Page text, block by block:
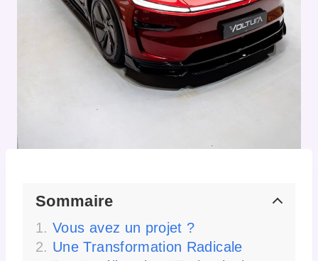
Sommaire
Vous avez un projet ?
Une Transformation Radicale